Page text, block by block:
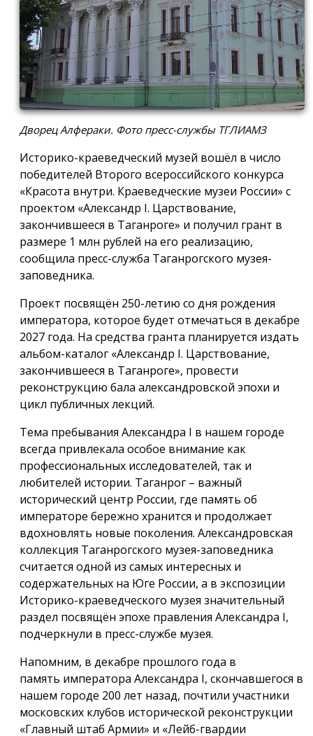
Дворец Алфераки. Фото пресс-службы ТГЛИАМЗ
Историко-краеведческий музей вошёл в число
победителей Второго всероссийского конкурса
«Красота внутри. Краеведческие музеи России» с
проектом «Александр I. Царствование,
закончившееся в Таганроге» и получил грант в
размере 1 млн рублей на его реализацию,
сообщила пресс-служба Таганрогского музея-
заповедника.
Проект посвящён 250-летию со дня рождения
императора, которое будет отмечаться в декабре
2027 года. На средства гранта планируется издать
альбом-каталог «Александр I. Царствование,
закончившееся в Таганроге», провести
реконструкцию бала александровской эпохи и
цикл публичных лекций.
Тема пребывания Александра I в нашем городе
всегда привлекала особое внимание как
профессиональных исследователей, так и
любителей истории. Таганрог – важный
исторический центр России, где память об
императоре бережно хранится и продолжает
вдохновлять новые поколения. Александровская
коллекция Таганрогского музея-заповедника
считается одной из самых интересных и
содержательных на Юге России, а в экспозиции
Историко-краеведческого музея значительный
раздел посвящён эпохе правления Александра I,
подчеркнули в пресс-службе музея.
Напомним, в декабре прошлого года в
память императора Александра I, скончавшегося в
нашем городе 200 лет назад, почтили участники
московских клубов исторической реконструкции
«Главный штаб Армии» и «Лейб-гвардии